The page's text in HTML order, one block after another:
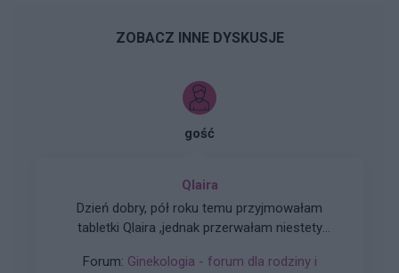
ZOBACZ INNE DYSKUSJE
gość
Qlaira
Dzień dobry, pół roku temu przyjmowałam
tabletki Qlaira ,jednak przerwałam niestety
Zaczęłam znowu przyjmować tabletki mimo iż
Forum: Ginekologia - forum dla rodziny i